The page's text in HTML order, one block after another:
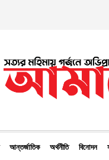
আন্তর্জাতিক অর্থনীতি বিনোদন